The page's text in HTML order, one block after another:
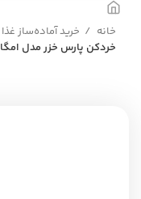
خانه خرید آماده‌ساز غذا
خردکن پارس خزر مدل امگا